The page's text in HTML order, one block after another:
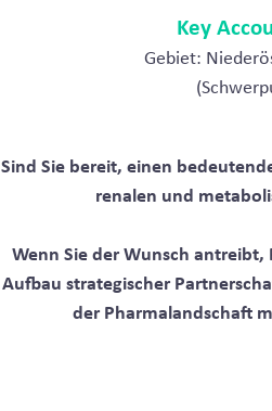
Key
Gebiet:
Sind Sie bereit, einen
renalen und
Wenn Sie der Wunsch antreibt,
Aufbau strategischer
der Pharmalandschaft